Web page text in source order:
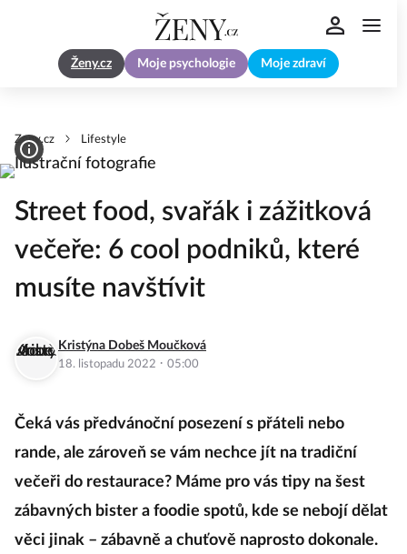
Ženy.cz Moje psychologie Moje zdraví
Zeny.cz Lifestyle
Street food, svařák i zážitková
večeře: 6 cool podniků, které
musíte navštívit
Kristýna Dobeš Moučková
18. listopadu 2022 · 05:00
Čeká vás předvánoční posezení s přáteli nebo
rande, ale zároveň se vám nechce jít na tradiční
večeři do restaurace? Máme pro vás tipy na šest
zábavných bister a foodie spotů, kde se nebojí dělat
věci jinak – zábavně a chuťově naprosto dokonale.